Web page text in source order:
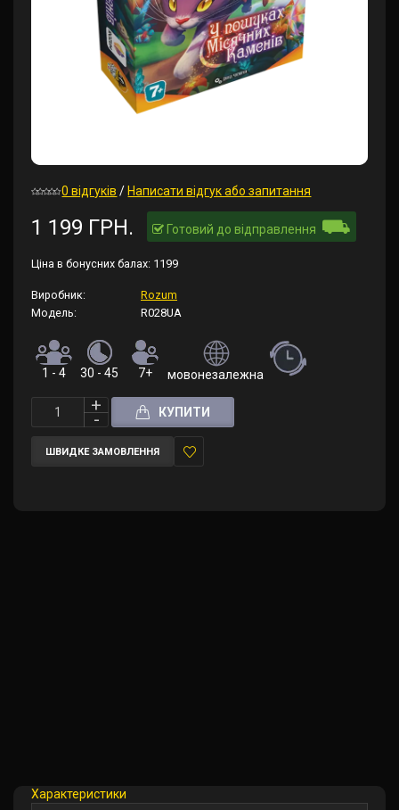
0 відгуків / Написати відгук або запитання
1 199 ГРН. Готовий до відправлення ⛟
Ціна в бонусних балах: 1199
Виробник:
Rozum
Модель:
R028UA
1 - 4 30 - 45 7+ мовонезалежна (правила
КУПИТИ
ШВИДКЕ ЗАМОВЛЕННЯ
Характеристики